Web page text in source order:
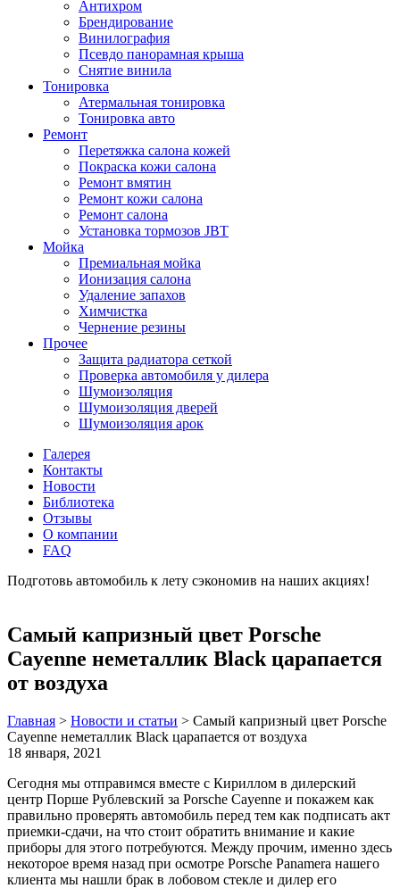
Антихром
Брендирование
Винилография
Псевдо панорамная крыша
Снятие винила
Тонировка
Атермальная тонировка
Тонировка авто
Ремонт
Перетяжка салона кожей
Покраска кожи салона
Ремонт вмятин
Ремонт кожи салона
Ремонт салона
Установка тормозов JBT
Мойка
Премиальная мойка
Ионизация салона
Удаление запахов
Химчистка
Чернение резины
Прочее
Защита радиатора сеткой
Проверка автомобиля у дилера
Шумоизоляция
Шумоизоляция дверей
Шумоизоляция арок
Галерея
Контакты
Новости
Библиотека
Отзывы
О компании
FAQ
Подготовь автомобиль к лету сэкономив на наших акциях!
Самый капризный цвет Porsche
Cayenne неметаллик Black царапается
от воздуха
Главная > Новости и статьи > Самый капризный цвет Porsche
Cayenne неметаллик Black царапается от воздуха
18 января, 2021
Сегодня мы отправимся вместе с Кириллом в дилерский
центр Порше Рублевский за Porsche Cayenne и покажем как
правильно проверять автомобиль перед тем как подписать акт
приемки-сдачи, на что стоит обратить внимание и какие
приборы для этого потребуются. Между прочим, именно здесь
некоторое время назад при осмотре Porsche Panamera нашего
клиента мы нашли брак в лобовом стекле и дилер его